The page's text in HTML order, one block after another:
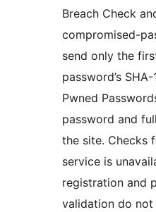
Breach Check
compromised-
send only the
password’s
Pwned
password and
the site. Checks
service is
registration and
validation do